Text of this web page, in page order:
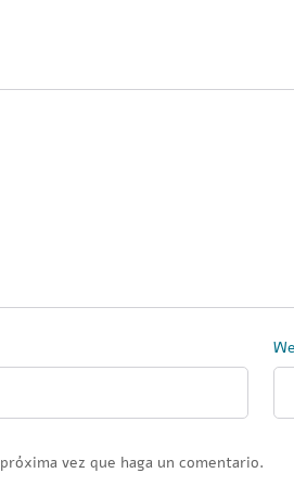
vez que haga un comentario.